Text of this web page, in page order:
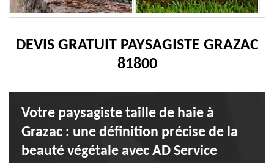
DEVIS GRATUIT PAYSAGISTE GRAZAC
81800
Votre paysagiste taille de haie à
Grazac : une définition précise de la
beauté végétale avec AD Service